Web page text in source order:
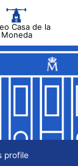
Casa de la
Moneda
profile